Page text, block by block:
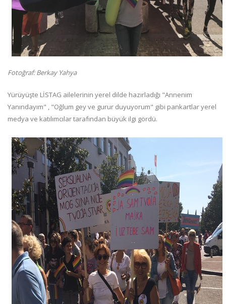
Fotoğraf: Berkay Yahya
Yürüyüşte LİSTAG ailelerinin yerel dilde hazırladığı "Annenim
Yanındayım" , "Oğlum gey ve gurur duyuyorum" gibi pankartlar yerel
medya ve katılımcılar tarafından büyük ilgi gördü.